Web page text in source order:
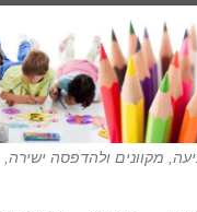
מקוונים ולהדפסה ישירה,